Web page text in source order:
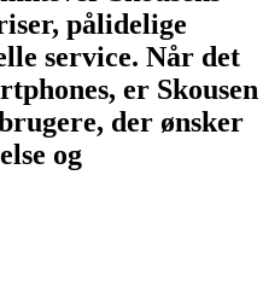
pålidelige
service. Når det
er Skousen
der ønsker
og